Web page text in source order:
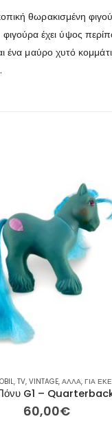
θωρακισμένη
έχει ύψος
ένα μαύρο χυτό
, TV, VINTAGE, ΆΛΛΑ, ΓΙΑ
60,00€